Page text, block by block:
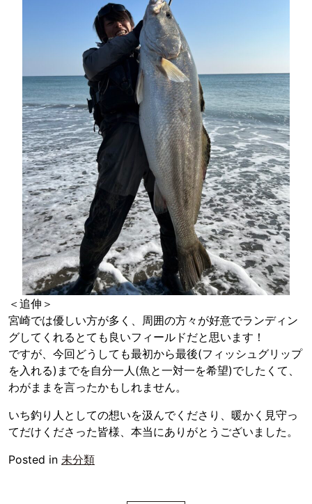
＜追伸＞
宮崎では優しい方が多く、周囲の方々が好意でランディン
グしてくれるとても良いフィールドだと思います！
ですが、今回どうしても最初から最後(フィッシュグリップ
を入れる)までを自分一人(魚と一対一を希望)でしたくて、
わがままを言ったかもしれません。
いち釣り人としての想いを汲んでくださり、暖かく見守っ
てだけくださった皆様、本当にありがとうございました。
Posted in 未分類